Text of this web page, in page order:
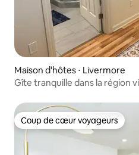
Maison d'hôtes ⋅ Livermore
Gîte tranquille dans la région
Coup de cœur voyageurs
Coup de cœur voyageurs